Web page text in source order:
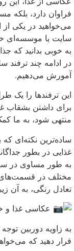
فراوان دارد، بلکه
می‌خواهید در یکی
سایت یا موسسه‌ای
به خوبی بدانید که
در ادامه چند ترفند
آمورش می‌دهیم.
برای داشتن بشقاب
منتهی شود، به ما
ساده‌ترین نکته‌ای که
غذایی در بطور
به طور مساوی در
مختلف در
تعادل رنگی، به آن
به زاویه دوربین
قرار دهید که